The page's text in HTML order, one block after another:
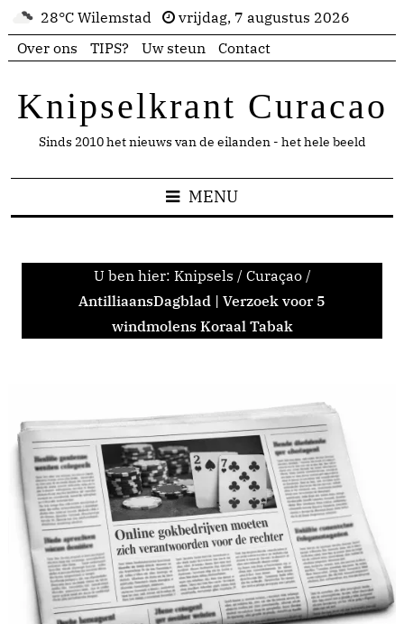
28°C Wilemstad
vrijdag, 7 augustus 2026
Over ons
TIPS? Uw steun Contact
Knipselkrant Curacao
Sinds 2010 het nieuws van de eilanden - het hele beeld
MENU
U ben hier: Knipsels / Curaçao /
AntilliaansDagblad | Verzoek voor 5
windmolens Koraal Tabak